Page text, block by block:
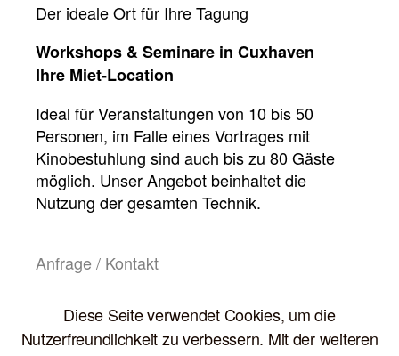
Der ideale Ort für Ihre Tagung
Workshops & Seminare in Cuxhaven
Ihre Miet-Location
Ideal für Veranstaltungen von 10 bis 50
Personen, im Falle eines Vortrages mit
Kinobestuhlung sind auch bis zu 80 Gäste
möglich. Unser Angebot beinhaltet die
Nutzung der gesamten Technik.
Anfrage / Kontakt
Schlagwörter
Cuxhaven,Eventlocation,Feiern,Tagen
Diese Seite verwendet Cookies, um die
Nutzerfreundlichkeit zu verbessern. Mit der weiteren